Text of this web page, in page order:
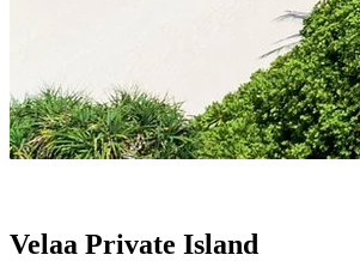
Velaa Private Island